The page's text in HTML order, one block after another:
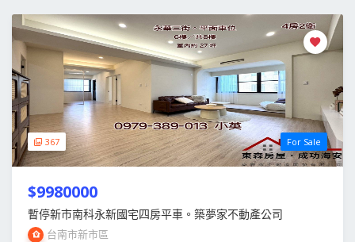
367 For Sale
$9980000
暫停新市南科永新國宅四房平車。築夢家不動產公司
台南市新市區